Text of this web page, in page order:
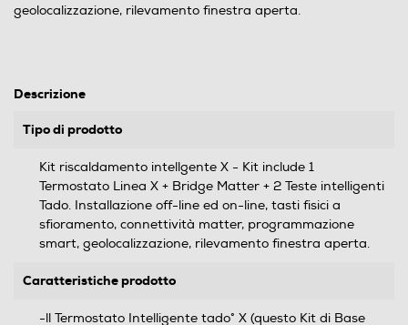
geolocalizzazione, rilevamento finestra aperta.
Descrizione
Tipo di prodotto
Kit riscaldamento intellgente X - Kit include 1
Termostato Linea X + Bridge Matter + 2 Teste intelligenti
Tado. Installazione off-line ed on-line, tasti fisici a
sfioramento, connettività matter, programmazione
smart, geolocalizzazione, rilevamento finestra aperta.
Caratteristiche prodotto
-ll Termostato Intelligente tado° X (questo Kit di Base